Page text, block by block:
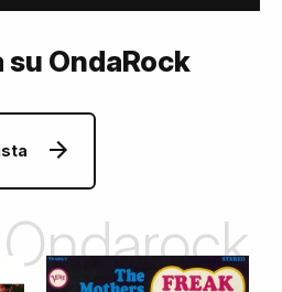
su OndaRock